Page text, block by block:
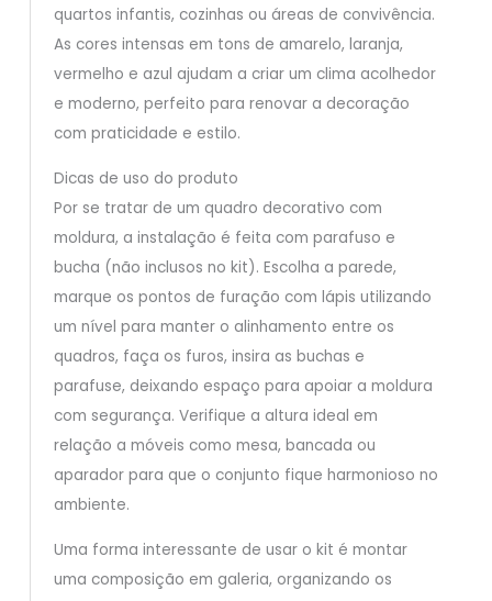
quartos infantis, cozinhas ou áreas de convivência.
As cores intensas em tons de amarelo, laranja,
vermelho e azul ajudam a criar um clima acolhedor
e moderno, perfeito para renovar a decoração
com praticidade e estilo.
Dicas de uso do produto
Por se tratar de um quadro decorativo com
moldura, a instalação é feita com parafuso e
bucha (não inclusos no kit). Escolha a parede,
marque os pontos de furação com lápis utilizando
um nível para manter o alinhamento entre os
quadros, faça os furos, insira as buchas e
parafuse, deixando espaço para apoiar a moldura
com segurança. Verifique a altura ideal em
relação a móveis como mesa, bancada ou
aparador para que o conjunto fique harmonioso no
ambiente.
Uma forma interessante de usar o kit é montar
uma composição em galeria, organizando os